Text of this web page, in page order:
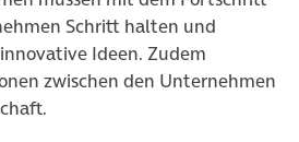
Schritt halten und
Ideen. Zudem
zwischen den Unternehmen